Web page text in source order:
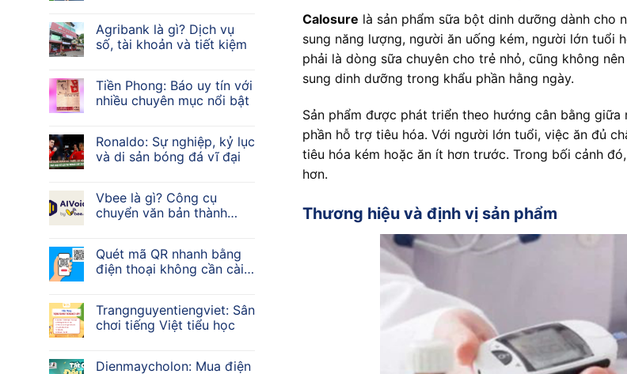
Agribank là gì? Dịch vụ
số, tài khoản và tiết kiệm
Tiền Phong: Báo uy tín với
nhiều chuyên mục nổi bật
Ronaldo: Sự nghiệp, kỷ lục
và di sản bóng đá vĩ đại
Vbee là gì? Công cụ
chuyển văn bản thành
Quét mã QR nhanh bằng
điện thoại không cần cài
Trangnguyentiengviet: Sân
chơi tiếng Việt tiểu học
Dienmaycholon: Mua điện
Calosure là sản phẩm sữa bột dinh dưỡng dành
sung năng lượng, người ăn uống kém, người lớn
phải là dòng sữa chuyên cho trẻ nhỏ, cũng không
sung dinh dưỡng trong khẩu phần hằng ngày.
Sản phẩm được phát triển theo hướng cân bằng
phần hỗ trợ tiêu hóa. Với người lớn tuổi, việc ăn đủ
tiêu hóa kém hoặc ăn ít hơn trước. Trong bối cảnh
hơn.
Thương hiệu và định vị sản phẩm